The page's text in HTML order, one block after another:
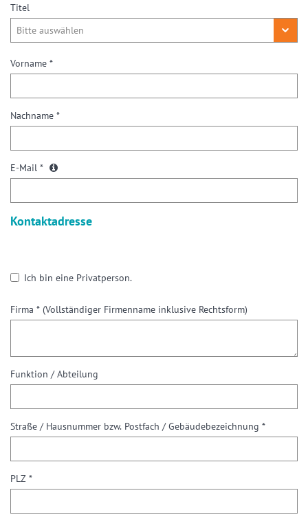
Titel
Vorname *
Nachname *
E-Mail *
Kontaktadresse
Ich bin eine Privatperson.
Firma * (Vollständiger Firmenname inklusive Rechtsform)
Funktion / Abteilung
Straße / Hausnummer bzw. Postfach / Gebäudebezeichnung *
PLZ *